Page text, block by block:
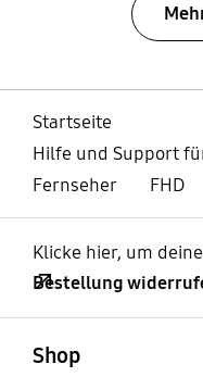
Startseite
Hilfe und Support
Fernseher
FHD
Klicke hier, um
Bestellung
Shop